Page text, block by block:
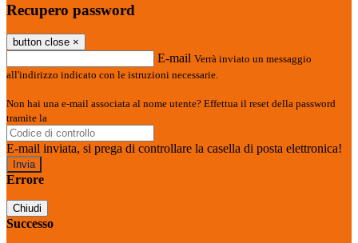
Recupero password
button close ×
E-mail Verrà inviato un messaggio
all'indirizzo indicato con le istruzioni necessarie.
Non hai una e-mail associata al nome utente? Effettua il reset della password
tramite la
E-mail inviata, si prega di controllare la casella di posta elettronica!
Errore
Chiudi
Successo